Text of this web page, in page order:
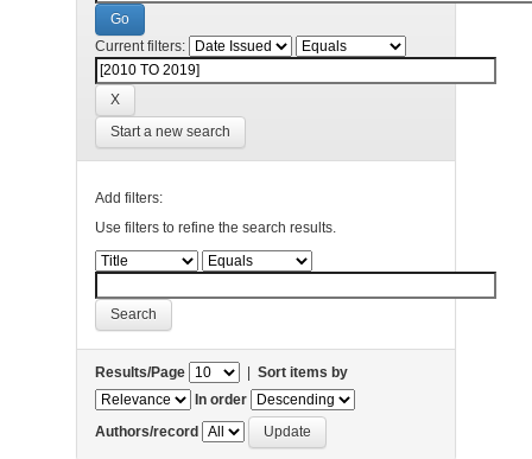
Current filters:
Start a new search
Add filters:
Use filters to refine the search results.
Results/Page |Sort items by
In order
Authors/record